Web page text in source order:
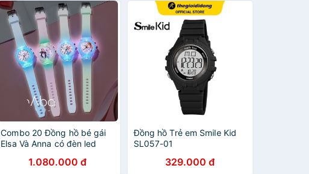
Combo 20 Đồng hồ bé gái
Elsa Và Anna có đèn led
1.080.000 đ
Đồng hồ Trẻ em Smile Kid
SL057-01
329.000 đ